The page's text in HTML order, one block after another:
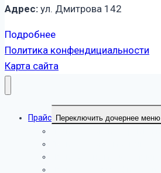
Адрес: ул. Дмитрова 142
Подробнее
Политика конфендициальности
Карта сайта
Прайс Переключить дочернее меню